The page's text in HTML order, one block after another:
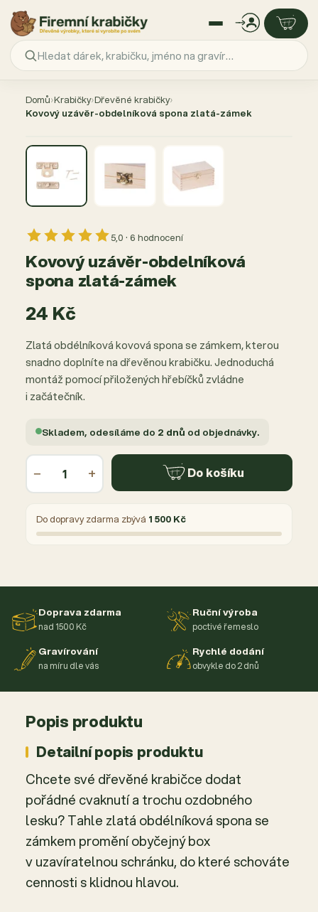
obsah
Domů›Krabičky›Dřevěné krabičky›
Kovový uzávěr-obdelníková spona zlatá-zámek
5,0 · 6 hodnocení
Kovový uzávěr-obdelníková
spona zlatá-zámek
24 Kč
Zlatá obdélníková kovová spona se zámkem, kterou
snadno doplníte na dřevěnou krabičku. Jednoduchá
montáž pomocí přiložených hřebíčků zvládne
i začátečník.
Skladem, odesíláme do 2 dnů od objednávky.
− + Do košíku
Do dopravy zdarma zbývá 1 500 Kč
Doprava zdarma
nad 1500 Kč
Ruční výroba
poctivé řemeslo
Gravírování
na míru dle vás
Rychlé dodání
obvykle do 2 dnů
Popis produktu
Detailní popis produktu
Chcete své dřevěné krabičce dodat
pořádné cvaknutí a trochu ozdobného
lesku? Tahle zlatá obdélníková spona se
zámkem promění obyčejný box
v uzavíratelnou schránku, do které schováte
cennosti s klidnou hlavou.